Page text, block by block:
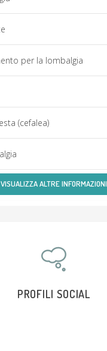
per la lombalgia
(cefalea)
VISUALIZZA ALTRE INFORMAZIONI
PROFILI SOCIAL